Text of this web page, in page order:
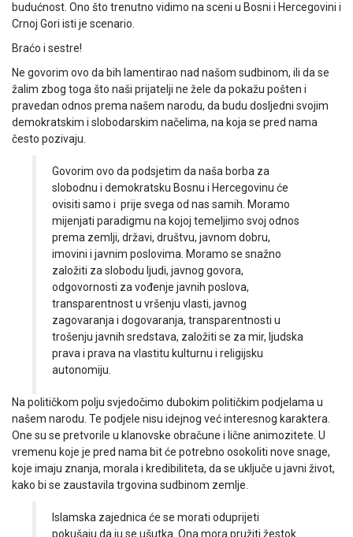
budućnost. Ono što trenutno vidimo na sceni u Bosni i Hercegovini i
Crnoj Gori isti je scenario.
Braćo i sestre!
Ne govorim ovo da bih lamentirao nad našom sudbinom, ili da se
žalim zbog toga što naši prijatelji ne žele da pokažu pošten i
pravedan odnos prema našem narodu, da budu dosljedni svojim
demokratskim i slobodarskim načelima, na koja se pred nama
često pozivaju.
Govorim ovo da podsjetim da naša borba za
slobodnu i demokratsku Bosnu i Hercegovinu će
ovisiti samo i prije svega od nas samih. Moramo
mijenjati paradigmu na kojoj temeljimo svoj odnos
prema zemlji, državi, društvu, javnom dobru,
imovini i javnim poslovima. Moramo se snažno
založiti za slobodu ljudi, javnog govora,
odgovornosti za vođenje javnih poslova,
transparentnost u vršenju vlasti, javnog
zagovaranja i dogovaranja, transparentnosti u
trošenju javnih sredstava, založiti se za mir, ljudska
prava i prava na vlastitu kulturnu i religijsku
autonomiju.
Na političkom polju svjedočimo dubokim političkim podjelama u
našem narodu. Te podjele nisu idejnog već interesnog karaktera.
One su se pretvorile u klanovske obračune i lične animozitete. U
vremenu koje je pred nama bit će potrebno osokoliti nove snage,
koje imaju znanja, morala i kredibiliteta, da se uključe u javni život,
kako bi se zaustavila trgovina sudbinom zemlje.
Islamska zajednica će se morati oduprijeti
pokušaju da ju se ušutka. Ona mora pružiti žestok